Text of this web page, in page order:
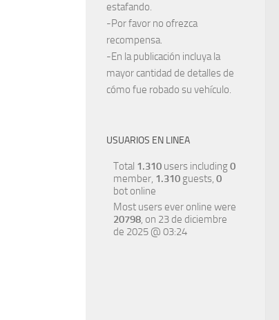
estafando.
-Por favor no ofrezca
recompensa.
-En la publicación incluya la
mayor cantidad de detalles de
cómo fue robado su vehículo.
USUARIOS EN LINEA
Total 1.310 users including0
member, 1.310 guests, 0
bot online
Most users ever online were
20798, on 23 de diciembre
de 2025 @ 03:24